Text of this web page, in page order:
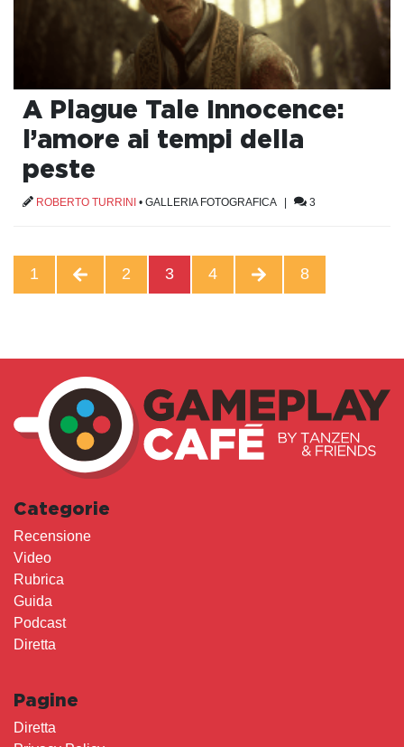
A Plague Tale Innocence:
l’amore ai tempi della
peste
ROBERTO TURRINI • GALLERIA FOTOGRAFICA| 3
1 2 3 4 8
Categorie
Recensione
Video
Rubrica
Guida
Podcast
Diretta
Pagine
Diretta